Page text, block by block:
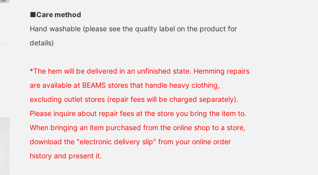
smooth feel and a high-
quality texture. The
medium size has a chest
width of 49cm, creating a
polo shirt made from a
the finest extra-long
staple cotton. The collar
giving it a neat and tidy
look. The shoulders are
fitted just right, while the
body width is regular,
resulting in a dressy yet
modern pattern. The
■Care method
Hand washable (please see the quality label on the product for
details)
*The hem will be delivered in an unfinished state. Hemming repairs
are available at BEAMS stores that handle heavy clothing,
excluding outlet stores (repair fees will be charged separately).
Please inquire about repair fees at the store you bring the item to.
When bringing an item purchased from the online shop to a store,
download the "electronic delivery slip" from your online order
history and present it.